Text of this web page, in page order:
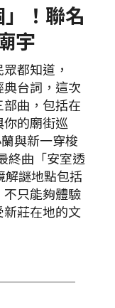
」！聯名
宇
都知道，
典台詞，這次
曲，包括在
你的廟街巡
與新一穿梭
終曲「安室透
解謎地點包括
只能夠體驗
莊在地的文